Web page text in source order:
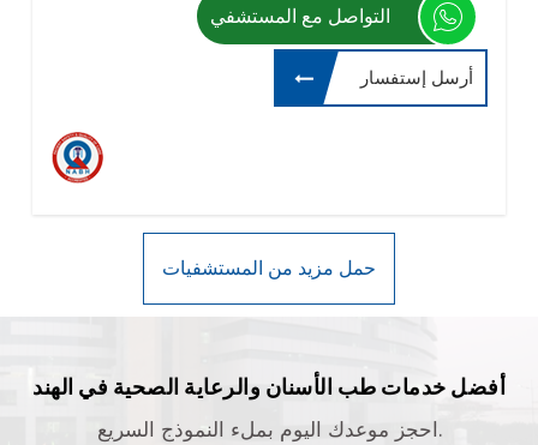
التواصل مع المستشفي
أرسل إستفسار
أفضل خدمات طب الأسنان والرعاية الصحية في الهند
احجز موعدك اليوم بملء النموذج السريع.